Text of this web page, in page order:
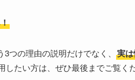
つの理由の説明だけでなく、
実
たい方は、ぜひ最後までご覧く